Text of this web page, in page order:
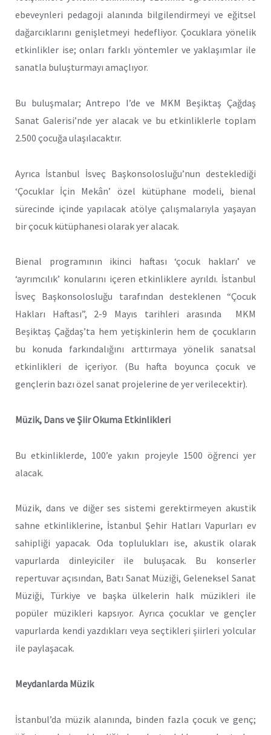
ebeveynleri pedagoji alanında bilgilendirmeyi ve eğitsel
dağarcıklarını genişletmeyi hedefliyor. Çocuklara yönelik
etkinlikler ise; onları farklı yöntemler ve yaklaşımlar ile
sanatla buluşturmayı amaçlıyor.
Bu buluşmalar; Antrepo I’de ve MKM Beşiktaş Çağdaş
Sanat Galerisi’nde yer alacak ve bu etkinliklerle toplam
2.500 çocuğa ulaşılacaktır.
Ayrıca İstanbul İsveç Başkonsolosluğu’nun desteklediği
‘Çocuklar İçin Mekân’ özel kütüphane modeli, bienal
sürecinde içinde yapılacak atölye çalışmalarıyla yaşayan
bir çocuk kütüphanesi olarak yer alacak.
Bienal programının ikinci haftası ‘çocuk hakları’ ve
‘ayrımcılık’ konularını içeren etkinliklere ayrıldı. İstanbul
İsveç Başkonsolosluğu tarafından desteklenen “Çocuk
Hakları Haftası”, 2-9 Mayıs tarihleri arasında MKM
Beşiktaş Çağdaş’ta hem yetişkinlerin hem de çocukların
bu konuda farkındalığını arttırmaya yönelik sanatsal
etkinlikleri de içeriyor. (Bu hafta boyunca çocuk ve
gençlerin bazı özel sanat projelerine de yer verilecektir).
Müzik, Dans ve Şiir Okuma Etkinlikleri
Bu etkinliklerde, 100’e yakın projeyle 1500 öğrenci yer
alacak.
Müzik, dans ve diğer ses sistemi gerektirmeyen akustik
sahne etkinliklerine, İstanbul Şehir Hatları Vapurları ev
sahipliği yapacak. Oda toplulukları ise, akustik olarak
vapurlarda dinleyiciler ile buluşacak. Bu konserler
repertuvar açısından, Batı Sanat Müziği, Geleneksel Sanat
Müziği, Türkiye ve başka ülkelerin halk müzikleri ile
popüler müzikleri kapsıyor. Ayrıca çocuklar ve gençler
vapurlarda kendi yazdıkları veya seçtikleri şiirleri yolcular
ile paylaşacak.
Meydanlarda Müzik
İstanbul’da müzik alanında, binden fazla çocuk ve genç;